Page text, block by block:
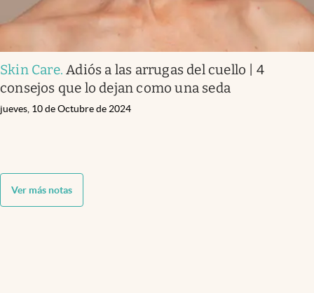
Skin Care.Adiós a las arrugas del cuello | 4
consejos que lo dejan como una seda
jueves, 10 de Octubre de 2024
Ver más notas